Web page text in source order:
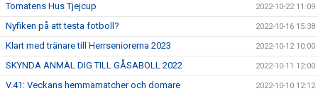
Tomatens Hus Tjejcup 2022-10-22 11:09
Nyfiken på att testa fotboll? 2022-10-16 15:38
Klart med tränare till Herrseniorerna 2023 2022-10-12 10:00
SKYNDA ANMÄL DIG TILL GÅSABOLL 2022 2022-10-11 12:00
V.41: Veckans hemmamatcher och domare 2022-10-10 12:12